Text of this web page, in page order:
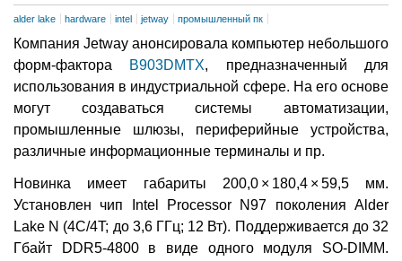
alder lake hardware intel jetway промышленный пк
Компания Jetway анонсировала компьютер небольшого
форм-фактора B903DMTX, предназначенный для
использования в индустриальной сфере. На его основе
могут создаваться системы автоматизации,
промышленные шлюзы, периферийные устройства,
различные информационные терминалы и пр.
Новинка имеет габариты 200,0 × 180,4 × 59,5 мм.
Установлен чип Intel Processor N97 поколения Alder
Lake N (4C/4T; до 3,6 ГГц; 12 Вт). Поддерживается до 32
Гбайт DDR5-4800 в виде одного модуля SO-DIMM.